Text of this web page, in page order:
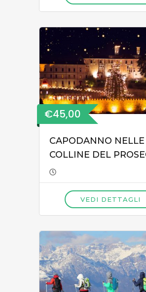
€45,00
CAPODANNO NELLE
COLLINE DEL
VEDI DETTAGLI